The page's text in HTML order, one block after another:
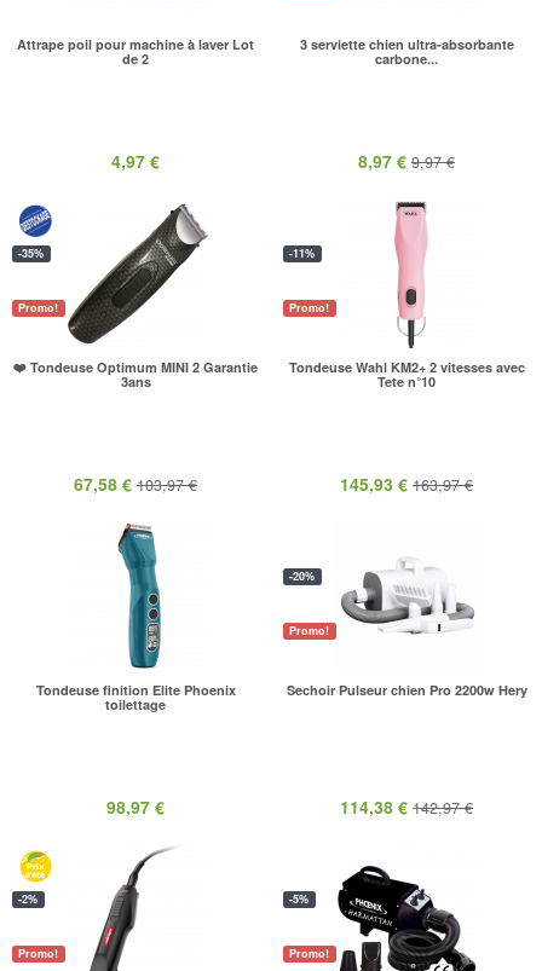
Attrape poil pour machine à laver Lot
de 2
4,97 €
3 serviette chien ultra-absorbante
carbone...
8,97 € 9,97 €
Promo!
❤️ Tondeuse Optimum MINI 2 Garantie
3ans
67,58 € 103,97 €
-35%
Promo!
Tondeuse Wahl KM2+ 2 vitesses avec
Tete n°10
145,93 € 163,97 €
-11%
Tondeuse finition Elite Phoenix
toilettage
98,97 €
Promo!
Sechoir Pulseur chien Pro 2200w Hery
114,38 € 142,97 €
-20%
Promo!
-2%
Promo!
-5%